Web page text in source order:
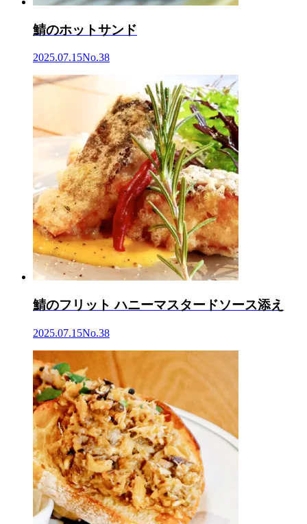
鯖のホットサンド
2025.07.15No.38
鯖のフリット ハニーマスタードソース添え
2025.07.15No.38